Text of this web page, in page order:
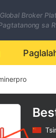
Global Broker
sa